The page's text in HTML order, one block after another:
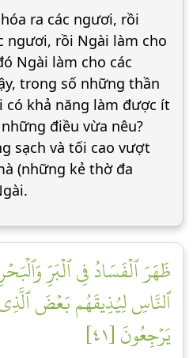
ra các ngươi, rồi
ngươi, rồi Ngài làm cho
Ngài làm cho các
trong số những thần
có khả năng làm được ít
điều vừa nêu?
sạch và tối cao vượt
(những kẻ thờ đa
ظَهَرَ ٱلۡفَسَادُ فِي ٱلۡبَرِّ
ٱلنَّاسِ لِيُذِيقَهُم بَعۡضَ
يَرۡجِعُونَ [٤١]